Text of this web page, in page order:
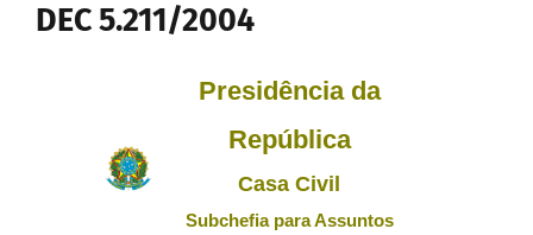
LEGISLAÇÃO
DEC 5.211/2004
Presidência da
República
Casa Civil
Subchefia para Assuntos